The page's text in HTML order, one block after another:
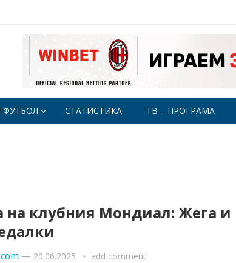
ФУТБОЛ СТАТИСТИКА ТВ – ПРОГРАМА
на клубния Мондиал: Жега и
— 20.06.2025 add comment